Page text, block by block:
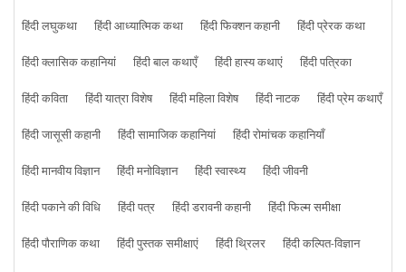
हिंदी लघुकथा हिंदी आध्यात्मिक कथा हिंदी फिक्शन कहानी
हिंदी प्रेरक कथा
हिंदी क्लासिक कहानियां
हिंदी बाल कथाएँ हिंदी हास्य कथाएं
हिंदी पत्रिका
हिंदी कविता
हिंदी यात्रा विशेष हिंदी महिला विशेष हिंदी नाटक
हिंदी प्रेम कथाएँ
हिंदी जासूसी कहानी
हिंदी सामाजिक कहानियां
हिंदी रोमांचक कहानियाँ
हिंदी मानवीय विज्ञान
हिंदी मनोविज्ञान हिंदी स्वास्थ्य
हिंदी जीवनी
हिंदी पकाने की विधि
हिंदी पत्र हिंदी डरावनी कहानी
हिंदी फिल्म समीक्षा
हिंदी पौराणिक कथा
हिंदी पुस्तक समीक्षाएं हिंदी थ्रिलर
हिंदी कल्पित-विज्ञान